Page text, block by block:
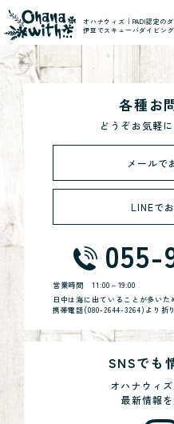
オハナウィズ｜PADI認定の
伊豆でスキューバダイビン
各種お
どうぞお気軽
メールで
LINEで
055-
営業時間11:00～19:00
日中は海に出ていることが多いた
携帯電話(080-2644-3264)より折
SNSでも
オハナウィ
最新情報